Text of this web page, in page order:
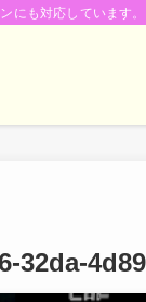
にも対応しています。
32da-